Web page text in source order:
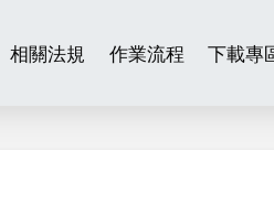
相關法規 作業流程 下載專